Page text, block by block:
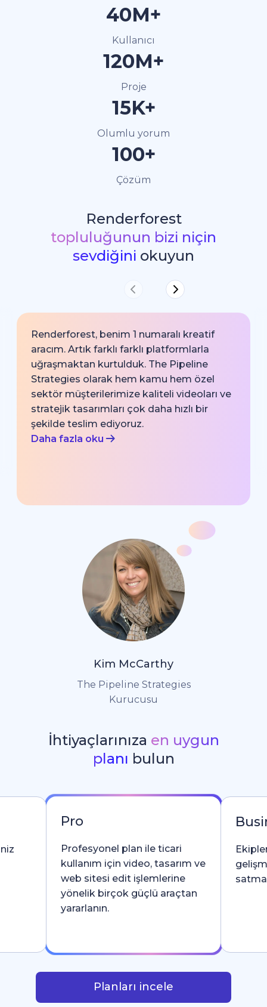
40M+
Kullanıcı
120M+
Proje
15K+
Olumlu yorum
100+
Çözüm
Renderforest
topluluğunun bizi niçin
sevdiğini okuyun
Renderforest, benim 1 numaralı kreatif
aracım. Artık farklı farklı platformlarla
uğraşmaktan kurtulduk. The Pipeline
Strategies olarak hem kamu hem özel
sektör müşterilerimize kaliteli videoları ve
stratejik tasarımları çok daha hızlı bir
şekilde teslim ediyoruz.
Daha fazla oku
Kim McCarthy
The Pipeline Strategies
Kurucusu
İhtiyaçlarınıza en uygun
planı bulun
Pro
Profesyonel plan ile ticari
kullanım için video, tasarım ve
web sitesi edit işlemlerine
yönelik birçok güçlü araçtan
yararlanın.
satma
Planları incele